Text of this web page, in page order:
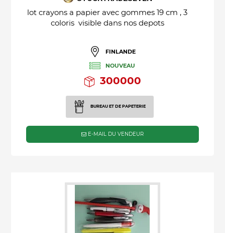
lot crayons a papier avec gommes 19 cm , 3
coloris visible dans nos depots
FINLANDE
NOUVEAU
300000
BUREAU ET DE PAPETERIE
E-MAIL DU VENDEUR